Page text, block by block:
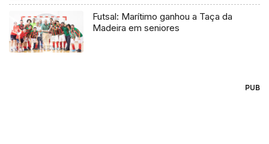
Futsal: Marítimo ganhou a Taça da
Madeira em seniores
PUB